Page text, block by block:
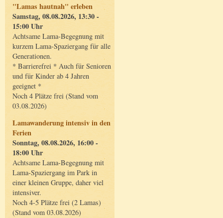
"Lamas hautnah" erleben
Samstag, 08.08.2026, 13:30 -
15:00 Uhr
Achtsame Lama-Begegnung mit
kurzem Lama-Spaziergang für alle
Generationen.
* Barrierefrei * Auch für Senioren
und für Kinder ab 4 Jahren
geeignet *
Noch 4 Plätze frei (Stand vom
03.08.2026)
Lamawanderung intensiv in den
Ferien
Sonntag, 08.08.2026, 16:00 -
18:00 Uhr
Achtsame Lama-Begegnung mit
Lama-Spaziergang im Park in
einer kleinen Gruppe, daher viel
intensiver.
Noch 4-5 Plätze frei (2 Lamas)
(Stand vom 03.08.2026)